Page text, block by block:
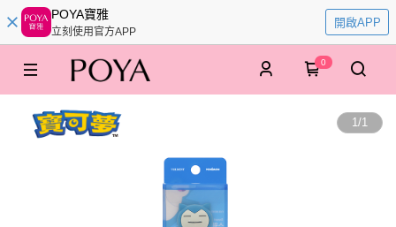
POYA寶雅
立刻使用官方APP
開啟APP
0
1/1